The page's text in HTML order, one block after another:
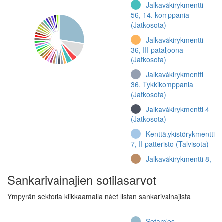
Jalkaväkirykmentti
56, 14. komppania
(Jatkosota)
Jalkaväkirykmentti
36, III pataljoona
(Jatkosota)
Jalkaväkirykmentti
36, Tykkikomppania
(Jatkosota)
Jalkaväkirykmentti 4
(Jatkosota)
Kenttätykistörykmentti
7, II patteristo (Talvisota)
Jalkaväkirykmentti 8,
Jalkaväkirykmentti
48, 5. komppania
Jalkaväkirykmentti
Sankarivainajien sotilasarvot
Ympyrän sektoria klikkaamalla näet listan sankarivainajista